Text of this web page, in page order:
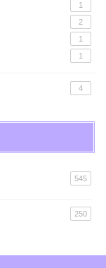
1
2
1
1
4
545
250